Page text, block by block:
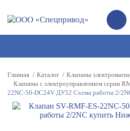
Главная Каталог Клапаны
Клапаны с электроуправлением серии
22NC-50-DC24V ДУ52 Схема работы 2/